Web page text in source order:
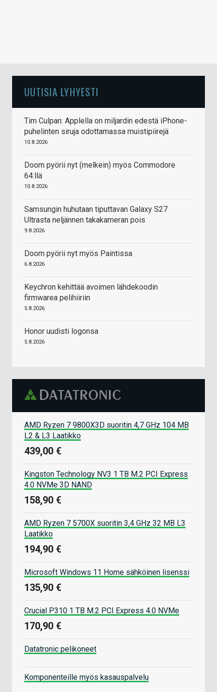
UUTISIA LYHYESTI
Tim Culpan: Applella on miljardin edestä iPhone-
puhelinten siruja odottamassa muistipiirejä
10.8.2026
Doom pyörii nyt (melkein) myös Commodore
64:llä
10.8.2026
Samsungin huhutaan tiputtavan Galaxy S27
Ultrasta neljännen takakameran pois
9.8.2026
Doom pyörii nyt myös Paintissa
6.8.2026
Keychron kehittää avoimen lähdekoodin
firmwarea pelihiiriin
5.8.2026
Honor uudisti logonsa
5.8.2026
AMD Ryzen 7 9800X3D suoritin 4,7 GHz 104 MB
L2 & L3 Laatikko
439,00 €
Kingston Technology NV3 1 TB M.2 PCI Express
4.0 NVMe 3D NAND
158,90 €
AMD Ryzen 7 5700X suoritin 3,4 GHz 32 MB L3
Laatikko
194,90 €
Microsoft Windows 11 Home sähköinen lisenssi
135,90 €
Crucial P310 1 TB M.2 PCI Express 4.0 NVMe
170,90 €
Datatronic pelikoneet
Komponenteille myös kasauspalvelu